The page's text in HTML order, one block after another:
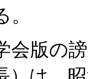
会版の